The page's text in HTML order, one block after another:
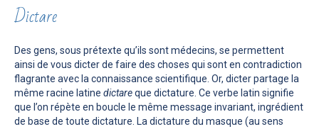
Dictare
Des gens, sous prétexte qu’ils sont médecins, se permettent
ainsi de vous dicter de faire des choses qui sont en contradiction
flagrante avec la connaissance scientifique. Or, dicter partage la
même racine latine dictareque dictature. Ce verbe latin signifie
que l’on répète en boucle le même message invariant, ingrédient
de base de toute dictature. La dictature du masque (au sens